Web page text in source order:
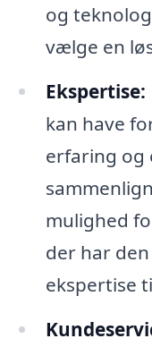
og
vælge en
Ekspertise:
kan have
erfaring og
mulighed
der har
ekspertise